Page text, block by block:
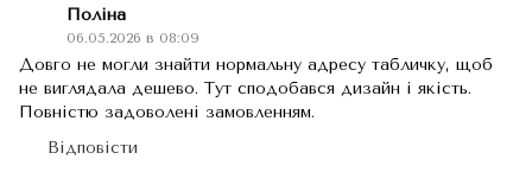
Поліна
06.05.2026 в 08:09
Довго не могли знайти нормальну адресу табличку, щоб
не виглядала дешево. Тут сподобався дизайн і якість.
Повністю задоволені замовленням.
Відповісти